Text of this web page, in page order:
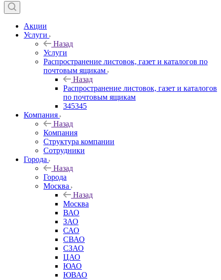
Акции
Услуги
Назад
Услуги
Распространение листовок, газет и каталогов по
почтовым ящикам
Назад
Распространение листовок, газет и каталогов
по почтовым ящикам
345345
Компания
Назад
Компания
Структура компании
Сотрудники
Города
Назад
Города
Москва
Назад
Москва
ВАО
ЗАО
САО
СВАО
СЗАО
ЦАО
ЮАО
ЮВАО